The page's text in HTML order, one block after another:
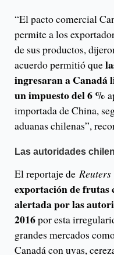
“El pacto comercial
permite a los
de sus productos,
acuerdo permitió que
ingresaran a Canadá
un impuesto del 6 %
importada de China,
aduanas chilenas”,
Las autoridades
El reportaje de Reuters
exportación de frutas
alertada por las
2016por esta
grandes mercados
Canadá con uvas,